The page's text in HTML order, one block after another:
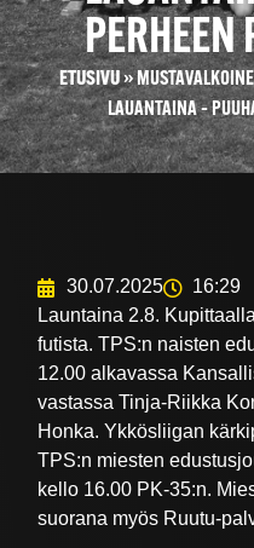
ETUSIVU»
LAUANTAINA –
30.07.2025
16:29
Launtaina 2.8.
futista. TPS:n naisten
12.00 alkavassa
vastassa Tinja-Riikka
Honka. Ykkösliigan
TPS:n miesten
kello 16.00 PK-35:n.
suorana myös Ruutu-